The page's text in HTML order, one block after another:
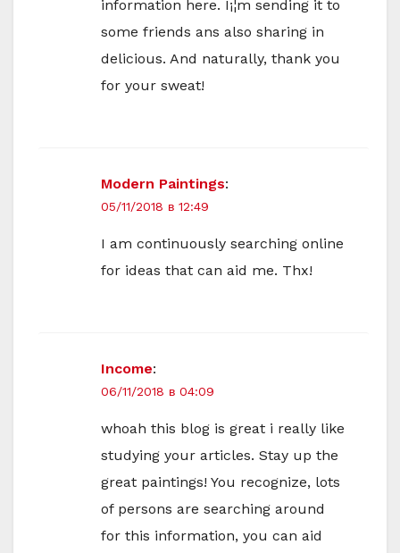
information here. I¡¦m sending it to
some friends ans also sharing in
delicious. And naturally, thank you
for your sweat!
Modern Paintings:
05/11/2018 в 12:49
I am continuously searching online
for ideas that can aid me. Thx!
Income:
06/11/2018 в 04:09
whoah this blog is great i really like
studying your articles. Stay up the
great paintings! You recognize, lots
of persons are searching around
for this information, you can aid